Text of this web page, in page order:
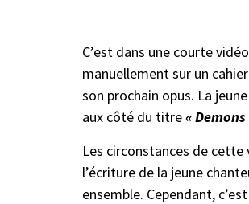
C’est dans une courte
manuellement sur un
son prochain opus. La
aux côté du titre« Demons
Les circonstances de
l’écriture de la jeune
ensemble. Cependant,